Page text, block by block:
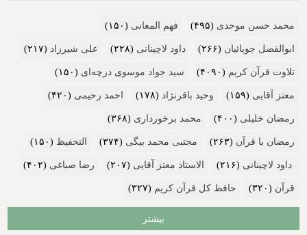
محمد حسن موحدی (۴۹۵) فهم المعانی (۱۵۰)
ابوالفضل جویائیان (۲۶۶) داود لاچینانی (۲۲۸) علی شیرزاد (۲۱۷)
تلاوت قرآن کریم (۴۰۹۰) سید جواد موسوی درچه‌ای (۱۵۰)
معتز آقایی (۱۵۹) وحید باقرنژاد (۱۷۸) احمد رحیمی (۴۲۰)
رمضان خلیلی (۴۰۰) محمد برخورداری (۳۶۸)
رمضان با قرآن (۲۶۳) مجتبی محمد بیگی (۳۷۴) التحفیظ (۱۵۰)
داود لاچینانی (۲۱۶) الاستاذ معتز آقایی (۲۰۷) رضا صباغی (۴۰۲)
قرآن (۳۲۰) حافظ کل قرآن کریم (۳۲۷)
بیشتر